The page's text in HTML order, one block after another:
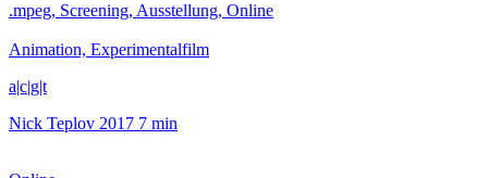
.mpeg, Screening, Ausstellung, Online
Animation, Experimentalfilm
a|c|g|t
Nick Teplov 2017 7 min